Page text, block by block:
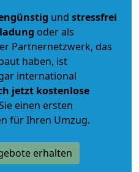
und stressfrei
oder als
Partnernetzwerk, das
haben, ist
international
jetzt kostenlose
einen ersten
für Ihren Umzug.
erhalten